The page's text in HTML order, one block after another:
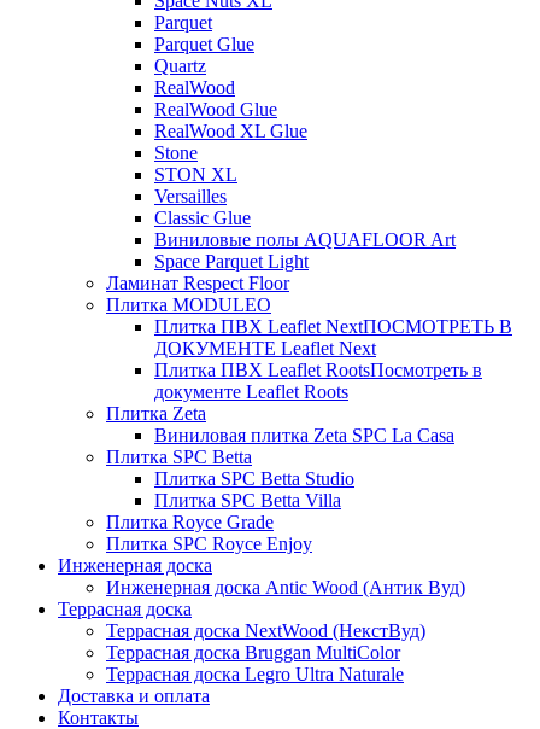
Parquet
Parquet Glue
Quartz
RealWood
RealWood Glue
RealWood XL Glue
Stone
STON XL
Versailles
Classic Glue
Виниловые полы AQUAFLOOR Art
Space Parquet Light
Ламинат Respect Floor
Плитка MODULEO
Плитка ПВХ Leaflet NextПОСМОТРЕТЬ В
ДОКУМЕНТЕ Leaflet Next
Плитка ПВХ Leaflet RootsПосмотреть в
документе Leaflet Roots
Плитка Zeta
Виниловая плитка Zeta SPC La Casa
Плитка SPC Betta
Плитка SPC Betta Studio
Плитка SPC Betta Villa
Плитка Royce Grade
Плитка SPC Royce Enjoy
Инженерная доска
Инженерная доска Antic Wood (Антик Вуд)
Террасная доска
Террасная доска NextWood (НекстВуд)
Террасная доска Bruggan MultiColor
Террасная доска Legro Ultra Naturale
Доставка и оплата
Контакты